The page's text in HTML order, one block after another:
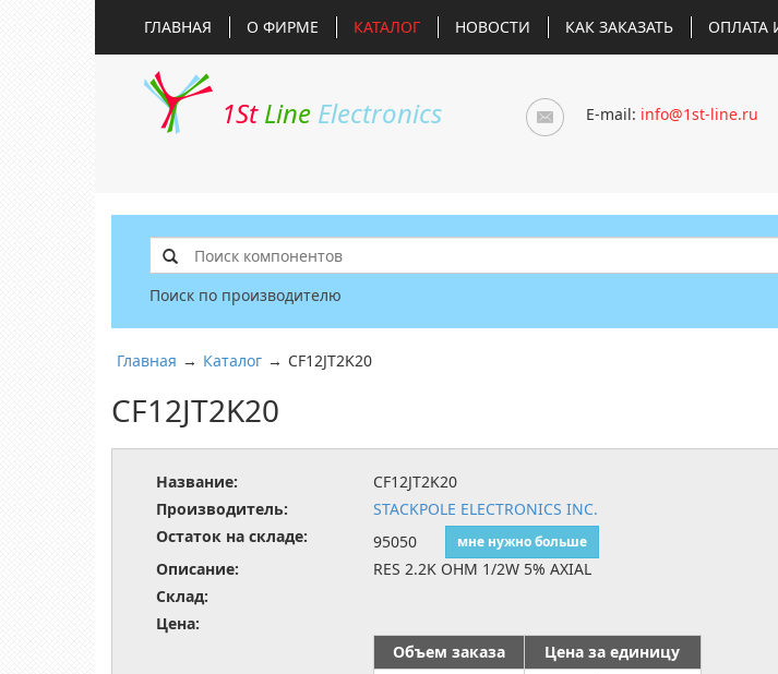
ГЛАВНАЯ О ФИРМЕ КАТАЛОГ НОВОСТИ КАК ЗАКАЗАТЬ ОПЛАТА
1St Line Electronics E-mail: info@1st-line.ru
Поиск по производителю
Главная → Каталог → CF12JT2K20
CF12JT2K20
Название:
CF12JT2K20
Производитель:
STACKPOLE ELECTRONICS INC.
Остаток на складе:
95050 мне нужно больше
Описание:
RES 2.2K OHM 1/2W 5% AXIAL
Склад:
Цена:
Объем заказа
Цена за единицу